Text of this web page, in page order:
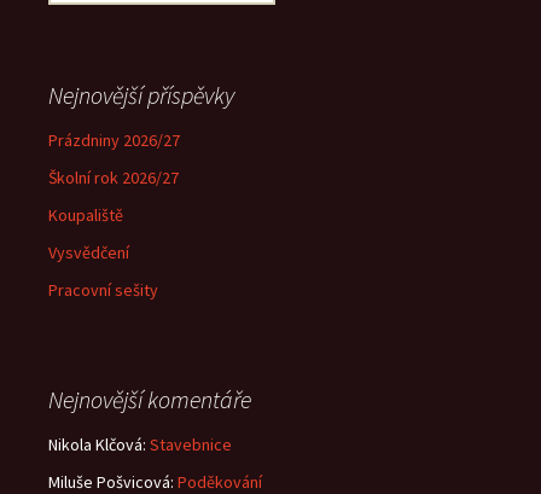
Nejnovější příspěvky
Prázdniny 2026/27
Školní rok 2026/27
Koupaliště
Vysvědčení
Pracovní sešity
Nejnovější komentáře
Nikola Klčová: Stavebnice
Miluše Pošvicová: Poděkování